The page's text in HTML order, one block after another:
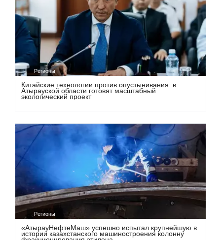
Регионы
Китайские технологии против опустынивания: в
Атырауской области готовят масштабный
экологический проект
Регионы
«АтырауНефтеМаш» успешно испытал крупнейшую в
истории казахстанского машиностроения колонну